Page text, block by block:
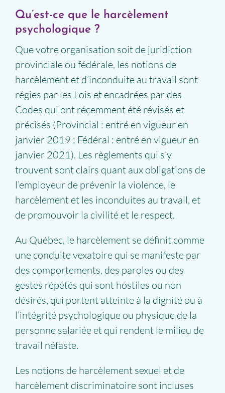
Qu’est-ce que le harcèlement
psychologique ?
Que votre organisation soit de juridiction
provinciale ou fédérale, les notions de
harcèlement et d’inconduite au travail sont
régies par les Lois et encadrées par des
Codes qui ont récemment été révisés et
précisés (Provincial : entré en vigueur en
janvier 2019 ; Fédéral : entré en vigueur en
janvier 2021). Les règlements qui s’y
trouvent sont clairs quant aux obligations de
l’employeur de prévenir la violence, le
harcèlement et les inconduites au travail, et
de promouvoir la civilité et le respect.
Au Québec, le harcèlement se définit comme
une conduite vexatoire qui se manifeste par
des comportements, des paroles ou des
gestes répétés qui sont hostiles ou non
désirés, qui portent atteinte à la dignité ou à
l’intégrité psychologique ou physique de la
personne salariée et qui rendent le milieu de
travail néfaste.
Les notions de harcèlement sexuel et de
harcèlement discriminatoire sont incluses